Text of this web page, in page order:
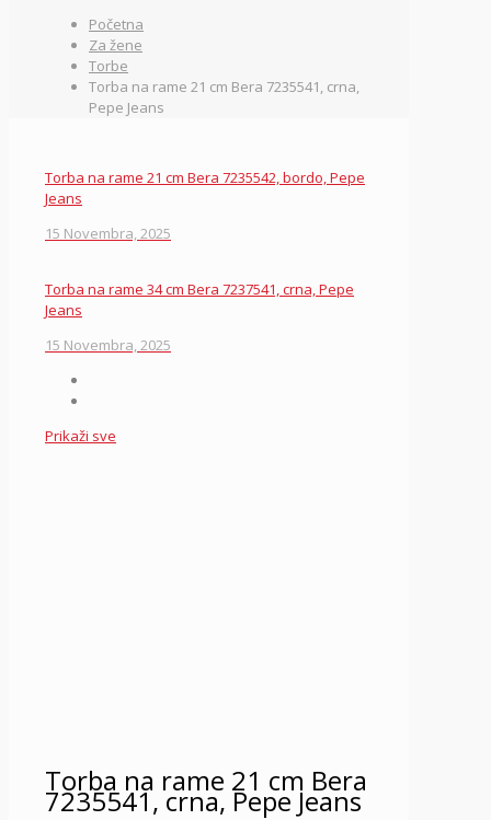
Početna
Za žene
Torbe
Torba na rame 21 cm Bera 7235541, crna,
Pepe Jeans
Torba na rame 21 cm Bera 7235542, bordo, Pepe
Jeans
15 Novembra, 2025
Torba na rame 34 cm Bera 7237541, crna, Pepe
Jeans
15 Novembra, 2025
Prikaži sve
Torba na rame 21 cm Bera
7235541, crna, Pepe Jeans